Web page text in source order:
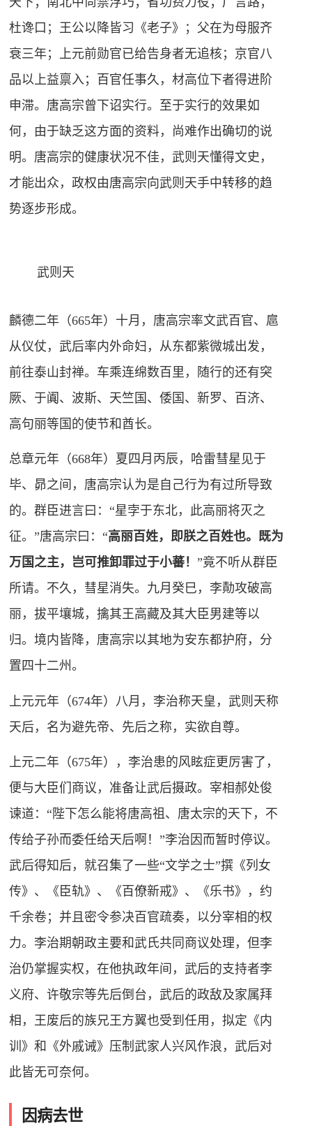
杜谗口；王公以降皆习《老子》；父在为母服齐
衰三年；上元前勋官已给告身者无追核；京官八
品以上益禀入；百官任事久，材高位下者得进阶
申滞。唐高宗曾下诏实行。至于实行的效果如
何，由于缺乏这方面的资料，尚难作出确切的说
明。唐高宗的健康状况不佳，武则天懂得文史，
才能出众，政权由唐高宗向武则天手中转移的趋
势逐步形成。
武则天
麟德二年（665年）十月，唐高宗率文武百官、扈
从仪仗，武后率内外命妇，从东都紫微城出发，
前往泰山封禅。车乘连绵数百里，随行的还有突
厥、于阗、波斯、天竺国、倭国、新罗、百济、
高句丽等国的使节和酋长。
总章元年（668年）夏四月丙辰，哈雷彗星见于
毕、 昴之间，唐高宗认为是自己行为有过所导致
的。群臣进言曰：“星孛于东北，此高丽将灭之
征。”唐高宗曰：“高丽百姓，即朕之百姓也。既为
万国之主，岂可推卸罪过于小蕃！”竟不听从群臣
所请。不久，彗星消失。九月癸巳，李勣攻破高
丽，拔平壤城，擒其王高藏及其大臣男建等以
归。境内皆降，唐高宗以其地为安东都护府，分
置四十二州。
上元元年（674年）八月，李治称天皇，武则天称
天后，名为避先帝、先后之称，实欲自尊。
上元二年（675年），李治患的风眩症更厉害了，
便与大臣们商议，准备让武后摄政。宰相郝处俊
谏道：“陛下怎么能将唐高祖、唐太宗的天下，不
传给子孙而委任给天后啊！”李治因而暂时停议。
武后得知后，就召集了一些“文学之士”撰《列女
传》、《臣轨》、《百僚新戒》、《乐书》，约
千余卷；并且密令参决百官疏奏，以分宰相的权
力。李治期朝政主要和武氏共同商议处理，但李
治仍掌握实权，在他执政年间，武后的支持者李
义府、许敬宗等先后倒台，武后的政敌及家属拜
相，王废后的族兄王方翼也受到任用，拟定《内
训》和《外戚诫》压制武家人兴风作浪，武后对
此皆无可奈何。
因病去世